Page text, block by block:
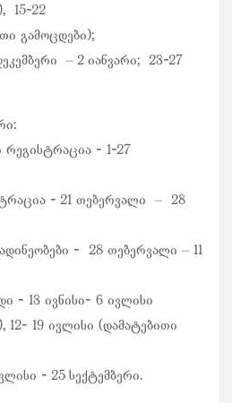
15-22
გამოცდები);
– 2 იანვარი; 23-27
- 1-27
- 21 თებერვალი – 28
- 28 თებერვალი – 11
- 13 ივნისი- 6 ივლისი
12- 19 ივლისი (დამატებითი
- 25 სექტემბერი.